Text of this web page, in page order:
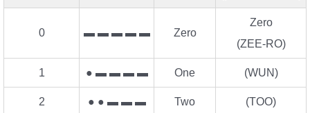
0 ▬ ▬ ▬ ▬ ▬ Zero
Zero
(ZEE-RO)
1 ● ▬ ▬ ▬ ▬ One (WUN)
2 ● ● ▬ ▬ ▬ Two (TOO)